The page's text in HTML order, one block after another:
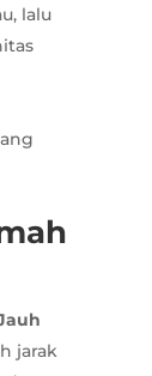
lalu
jarak